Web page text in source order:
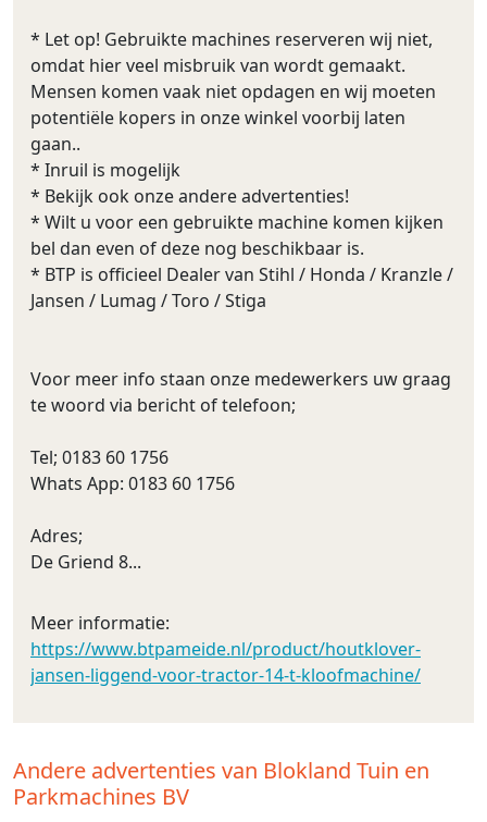
* Let op! Gebruikte machines reserveren wij niet,
omdat hier veel misbruik van wordt gemaakt.
Mensen komen vaak niet opdagen en wij moeten
potentiële kopers in onze winkel voorbij laten
gaan..
* Inruil is mogelijk
* Bekijk ook onze andere advertenties!
* Wilt u voor een gebruikte machine komen kijken
bel dan even of deze nog beschikbaar is.
* BTP is officieel Dealer van Stihl / Honda / Kranzle /
Jansen / Lumag / Toro / Stiga
Voor meer info staan onze medewerkers uw graag
te woord via bericht of telefoon;
Tel; 0183 60 1756
Whats App: 0183 60 1756
Adres;
De Griend 8...
Meer informatie:
https://www.btpameide.nl/product/houtklover-
jansen-liggend-voor-tractor-14-t-kloofmachine/
Andere advertenties van Blokland Tuin en
Parkmachines BV